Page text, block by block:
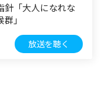
針「大人になれな
」
放送を聴く